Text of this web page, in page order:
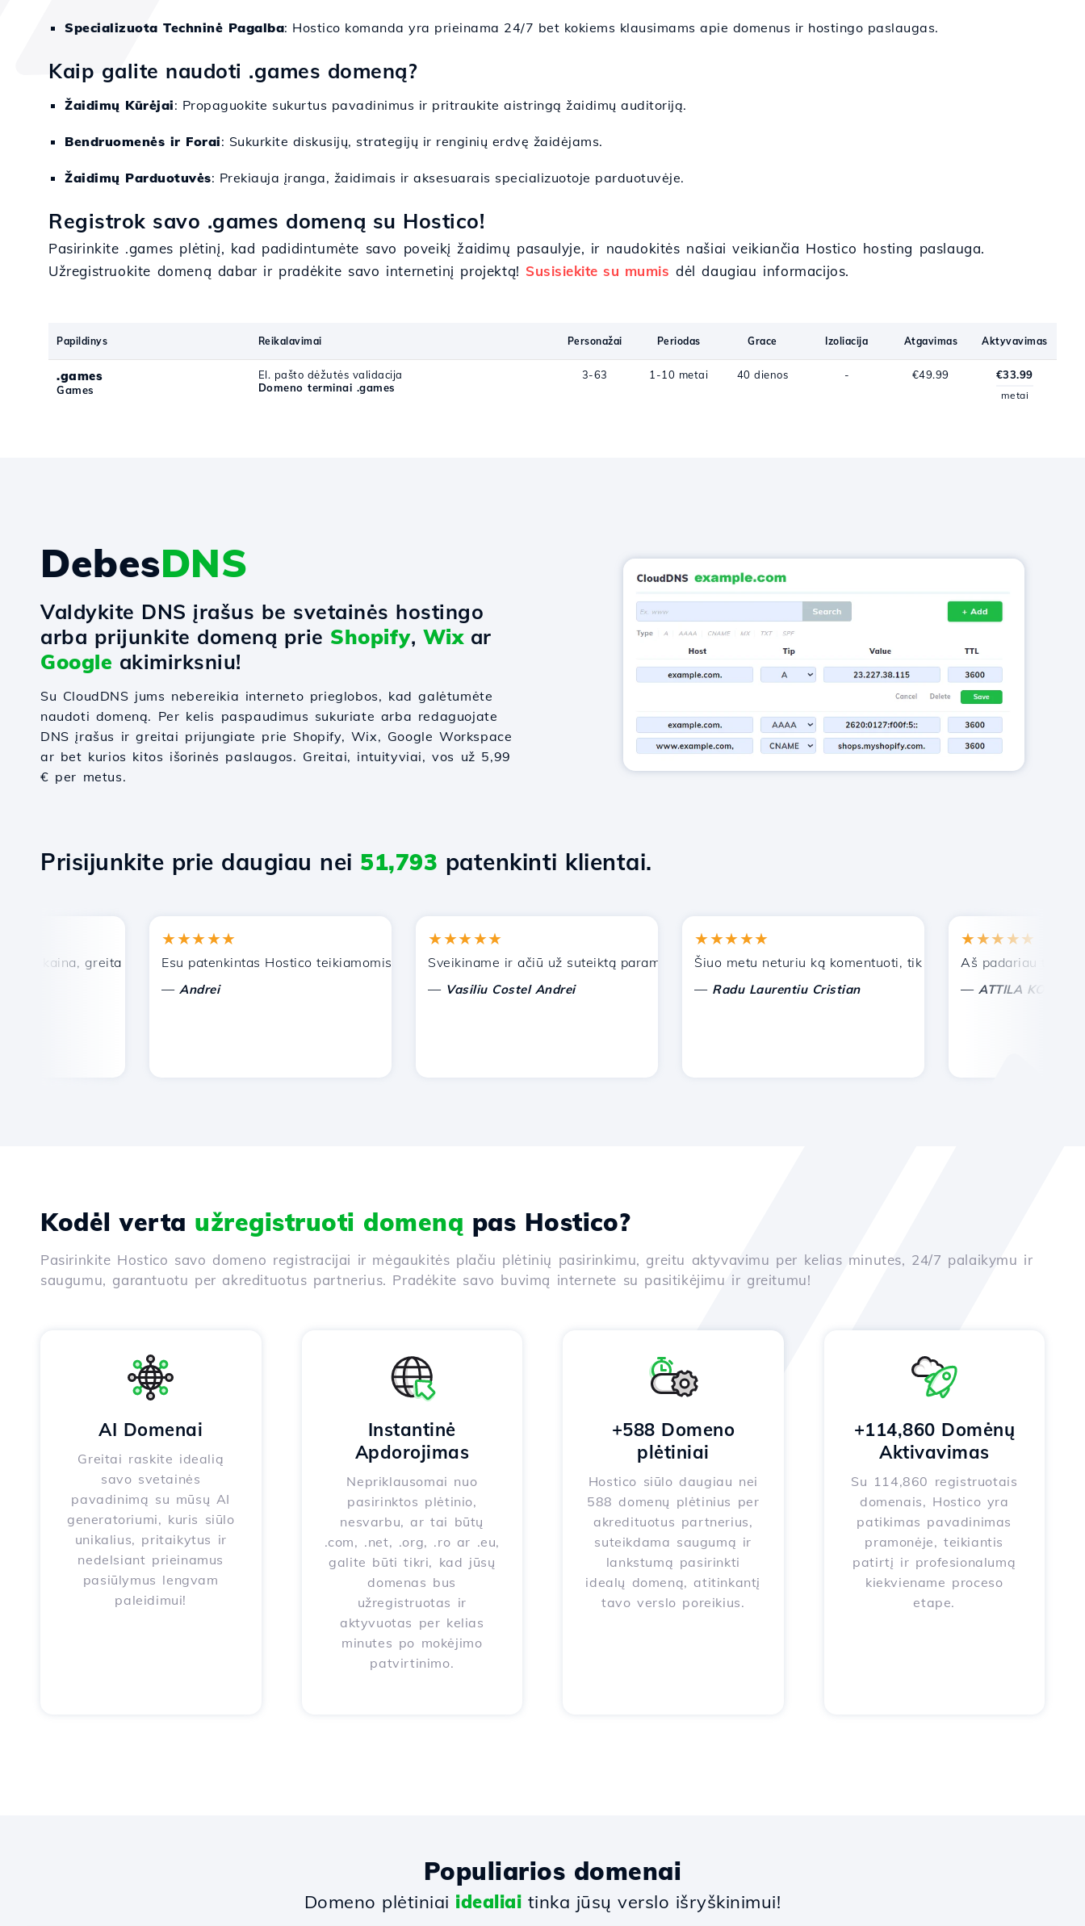
Specializuota Techninė Pagalba: Hostico komanda yra prieinama 24/7 bet kokiems klausimams apie domenus ir hostingo paslaugas.
Kaip galite naudoti .games domeną?
Žaidimų Kūrėjai: Propaguokite sukurtus pavadinimus ir pritraukite aistringą žaidimų auditoriją.
Bendruomenės ir Forai: Sukurkite diskusijų, strategijų ir renginių erdvę žaidėjams.
Žaidimų Parduotuvės: Prekiauja įranga, žaidimais ir aksesuarais specializuotoje parduotuvėje.
Registrok savo .games domeną su Hostico!
Pasirinkite .games plėtinį, kad padidintumėte savo poveikį žaidimų pasaulyje, ir naudokitės našiai veikiančia Hostico hosting paslauga.
Užregistruokite domeną dabar ir pradėkite savo internetinį projektą! Susisiekite su mumis dėl daugiau informacijos.
Papildinys Reikalavimai Personažai Periodas Grace Izoliacija Atgavimas Aktyvavimas
.games
Games
El. pašto dėžutės validacija
Domeno terminai .games
3-63 1-10 metai 40 dienos - €49.99 €33.99
metai
DebesDNS
Valdykite DNS įrašus be svetainės hostingo
arba prijunkite domeną prie Shopify, Wixar
Google akimirksniu!
Su CloudDNS jums nebereikia interneto prieglobos, kad galėtumėte
naudoti domeną. Per kelis paspaudimus sukuriate arba redaguojate
DNS įrašus ir greitai prijungiate prie Shopify, Wix, Google Workspace
ar bet kurios kitos išorinės paslaugos. Greitai, intuityviai, vos už 5,99
€ per metus.
Prisijunkite prie daugiau nei 51,793 patenkinti klientai.
kaina, greita ir efektyvi techninė pagalba.
★★★★★
Esu patenkintas Hostico teikiamomis paslaugomis. Rekomendavau jus kitiems pažįstamiems.
Andrei
★★★★★
Sveikiname ir ačiū už suteiktą paramą!
Vasiliu Costel Andrei
★★★★★
Šiuo metu neturiu ką komentuoti, tik galiu įvertinti. Su ypatinga
Radu Laurentiu Cristian
★★★★★
Aš padariau teisingą
ATTILA KOLES
Kodėl verta užregistruoti domeną pas Hostico?
Pasirinkite Hostico savo domeno registracijai ir mėgaukitės plačiu plėtinių pasirinkimu, greitu aktyvavimu per kelias minutes, 24/7 palaikymu ir
saugumu, garantuotu per akredituotus partnerius. Pradėkite savo buvimą internete su pasitikėjimu ir greitumu!
AI Domenai
Greitai raskite idealią
savo svetainės
pavadinimą su mūsų AI
generatoriumi, kuris siūlo
unikalius, pritaikytus ir
nedelsiant prieinamus
pasiūlymus lengvam
paleidimui!
Instantinė
Apdorojimas
Nepriklausomai nuo
pasirinktos plėtinio,
nesvarbu, ar tai būtų
.com, .net, .org, .ro ar .eu,
galite būti tikri, kad jūsų
domenas bus
užregistruotas ir
aktyvuotas per kelias
minutes po mokėjimo
patvirtinimo.
+588 Domeno
plėtiniai
Hostico siūlo daugiau nei
588 domenų plėtinius per
akredituotus partnerius,
suteikdama saugumą ir
lankstumą pasirinkti
idealų domeną, atitinkantį
tavo verslo poreikius.
+114,860 Domėnų
Aktivavimas
Su 114,860 registruotais
domenais, Hostico yra
patikimas pavadinimas
pramonėje, teikiantis
patirtį ir profesionalumą
kiekviename proceso
etape.
Populiarios domenai
Domeno plėtiniai idealiai tinka jūsų verslo išryškinimui!